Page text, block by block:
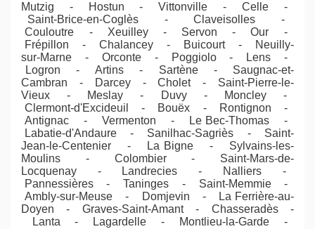
Mutzig - Hostun - Vittonville - Celle -
Saint-Brice-en-Coglès - Claveisolles -
Couloutre - Xeuilley - Servon - Our -
Frépillon - Chalancey - Buicourt - Neuilly-
sur-Marne - Orconte - Poggiolo - Lens -
Logron - Artins - Sartène - Saugnac-et-
Cambran - Darcey - Cholet - Saint-Pierre-le-
Vieux - Meslay - Duvy - Moncley -
Clermont-d'Excideuil - Bouëx - Rontignon -
Antignac - Vermenton - Le Bec-Thomas -
Labatie-d'Andaure - Sanilhac-Sagriès - Saint-
Jean-le-Centenier - La Bigne - Sylvains-les-
Moulins - Colombier - Saint-Mars-de-
Locquenay - Landrecies - Nalliers -
Pannessières - Taninges - Saint-Memmie -
Ambly-sur-Meuse - Domjevin - La Ferrière-au-
Doyen - Graves-Saint-Amant - Chasseradès -
Lanta - Lagardelle - Montlieu-la-Garde -